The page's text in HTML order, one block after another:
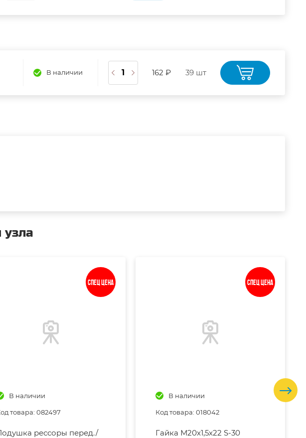
В наличии 162 ₽ 39 шт
узла
Спец цена
В наличии
товара: 082497
рессоры перед./
Спец цена
В наличии
Код товара: 018042
Гайка М20х1,5х22 S-30